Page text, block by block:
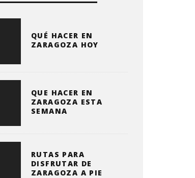
QUÉ HACER EN
ZARAGOZA HOY
QUE HACER EN
ZARAGOZA ESTA
SEMANA
RUTAS PARA
DISFRUTAR DE
ZARAGOZA A PIE